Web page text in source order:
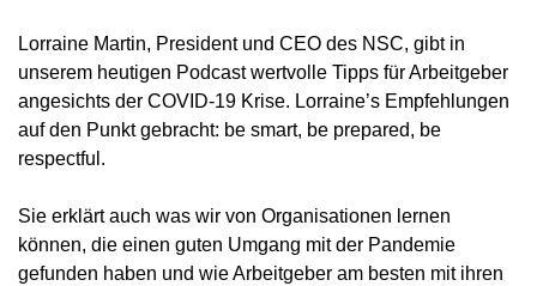
Lorraine Martin, President und CEO des NSC, gibt in
unserem heutigen Podcast wertvolle Tipps für Arbeitgeber
angesichts der COVID-19 Krise. Lorraine’s Empfehlungen
auf den Punkt gebracht: be smart, be prepared, be
respectful.
Sie erklärt auch was wir von Organisationen lernen
können, die einen guten Umgang mit der Pandemie
gefunden haben und wie Arbeitgeber am besten mit ihren